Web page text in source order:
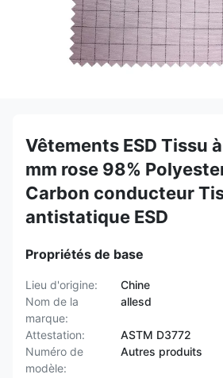
Vêtements ESD Tissu
mm rose 98%
Carbon conducteur
antistatique ESD
Propriétés de base
Lieu d'origine:
Chine
Nom de la
marque:
allesd
Attestation:
ASTM D3772
Numéro de
modèle:
Autres produits